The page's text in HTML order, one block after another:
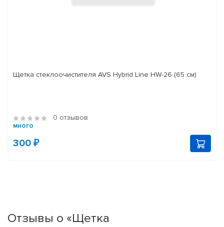
Щетка стеклоочистителя AVS Hybrid Line HW-26 (65 см)
0 отзывов
много
300 ₽
Отзывы о «Щетка